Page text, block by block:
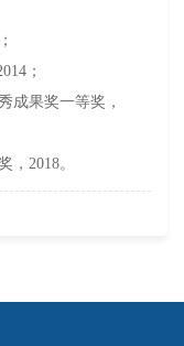
；
成果奖一等奖，
，2018。